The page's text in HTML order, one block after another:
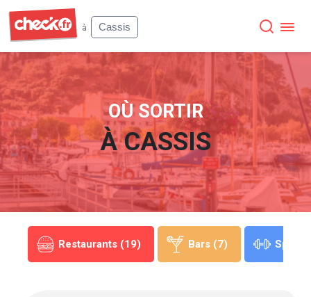
à
Cassis
OÙ SORTIR
ÀCASSIS
Restaurants (19) Bars (7) Sports